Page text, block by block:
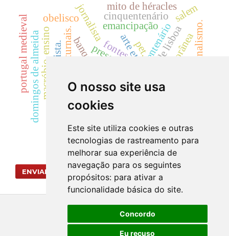
O nosso site usa
cookies
Este site utiliza cookies e outras
tecnologias de rastreamento para
melhorar sua experiência de
navegação para os seguintes
propósitos: para ativar a
funcionalidade básica do site.
Concordo
Eu recuso
editorial
banquete arte etrusca.centenário
emancipação
cinquentenário
arte e arquitetura cidade contemporânea
corpo
mito de héracles
macróbio
saturnais. presentismo
jornalista
obelisco
pelotas
domingos de almeida pet.
fontes
palestinos
sé de lisboa
portugal medieval reconquista. nacionalismo.
atenas
salem
ensino
ENVIAR SUBMISSÃO